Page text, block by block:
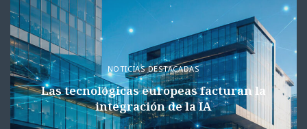
NOTICIAS DESTACADAS
Las tecnológicas europeas facturan la
integración de la IA